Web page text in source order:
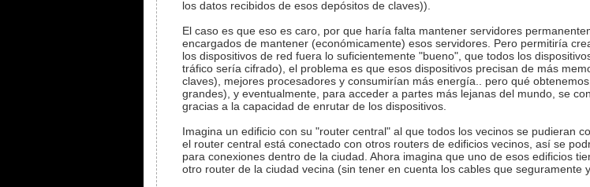
los datos recibidos de esos depósitos de claves)).
El caso es que eso es caro, por que haría falta mantener servidores
encargados de mantener (económicamente) esos servidores. Pero permitiría
los dispositivos de red fuera lo suficientemente "bueno", que todos los
tráfico sería cifrado), el problema es que esos dispositivos precisan de más
claves), mejores procesadores y consumirían más energía.. pero qué
grandes), y eventualmente, para acceder a partes más lejanas del mundo, se
gracias a la capacidad de enrutar de los dispositivos.
Imagina un edificio con su "router central" al que todos los vecinos se pudieran
el router central está conectado con otros routers de edificios vecinos, así se
para conexiones dentro de la ciudad. Ahora imagina que uno de esos edificios
otro router de la ciudad vecina (sin tener en cuenta los cables que seguramente